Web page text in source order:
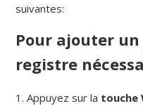
suivantes:
Pour ajouter
registre
1. Appuyez sur la touche